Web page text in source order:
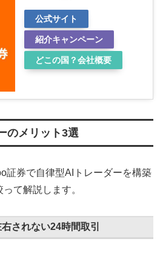
公式サイト
紹介キャンペーン
どこの国？会社概要
のメリット3選
証券で自律型AIトレーダーを構築
て解説します。
されない24時間取引